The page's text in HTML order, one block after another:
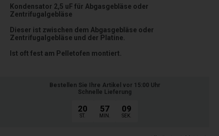
Kondensator 2,5 uF für Abgasgebläse oder
Zentrifugalgebläse
Dieser ist zwischen dem Abgasgebläse oder
Zentrifugalgebläse und der Platine.
Ist oft fest am Pelletofen montiert.
Bestellen Sie Ihre Artikel vor 15:00 Uhr
Schnelle Lieferung
20
ST.
57
MIN.
08
SEK.